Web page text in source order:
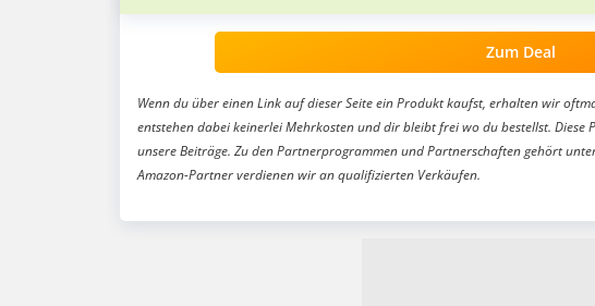
Zum Deal
Wenn du über einen Link auf dieser Seite ein Produkt kaufst, erhalten wir
entstehen dabei keinerlei Mehrkosten und dir bleibt frei wo du bestellst. Diese
unsere Beiträge. Zu den Partnerprogrammen und Partnerschaften gehört
Amazon-Partner verdienen wir an qualifizierten Verkäufen.